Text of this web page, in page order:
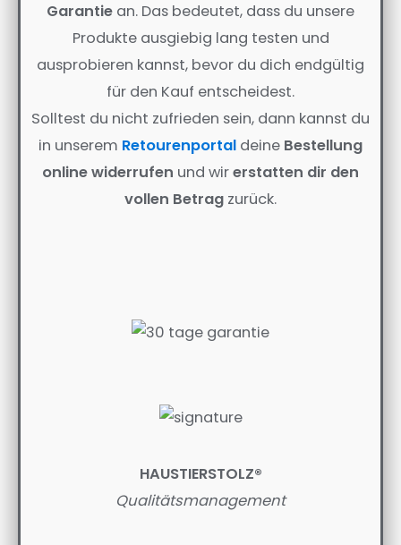
Garantie an. Das bedeutet, dass du unsere
Produkte ausgiebig lang testen und
ausprobieren kannst, bevor du dich endgültig
für den Kauf entscheidest.
Solltest du nicht zufrieden sein, dann kannst du
in unserem Retourenportal deine Bestellung
online widerrufen und wirerstatten dir den
vollen Betrag zurück.
HAUSTIERSTOLZ®
Qualitätsmanagement